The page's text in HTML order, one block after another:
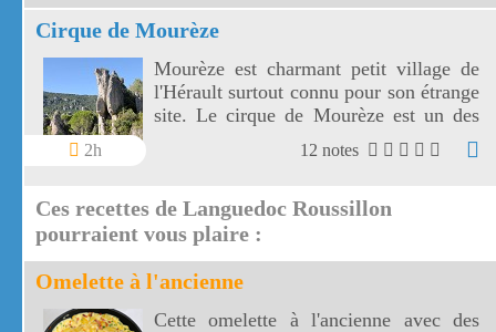
Cirque de Mourèze
2h
Mourèze est charmant petit village de
l'Hérault surtout connu pour son étrange
site. Le cirque de Mourèze est un des
Grands Sites de France.
12 notes
Ces recettes de Languedoc Roussillon
pourraient vous plaire :
Omelette à l'ancienne
Cette omelette à l'ancienne avec des